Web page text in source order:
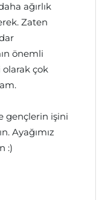
ağırlık
Zaten
önemli
çok
gençlerin işini
Ayağımız
:)